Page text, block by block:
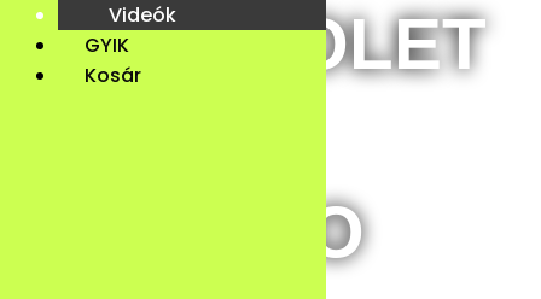
CHEVROLET
CAMARO
Videók
GYIK
Kosár